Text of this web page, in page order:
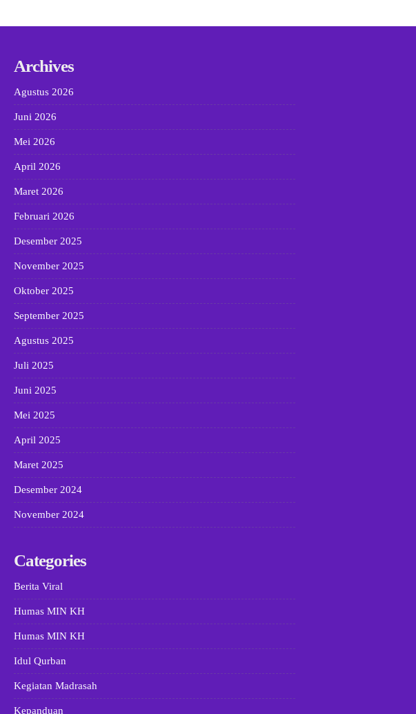
Archives
Agustus 2026
Juni 2026
Mei 2026
April 2026
Maret 2026
Februari 2026
Desember 2025
November 2025
Oktober 2025
September 2025
Agustus 2025
Juli 2025
Juni 2025
Mei 2025
April 2025
Maret 2025
Desember 2024
November 2024
Categories
Berita Viral
Humas MIN KH
Humas MIN KH
Idul Qurban
Kegiatan Madrasah
Kepanduan